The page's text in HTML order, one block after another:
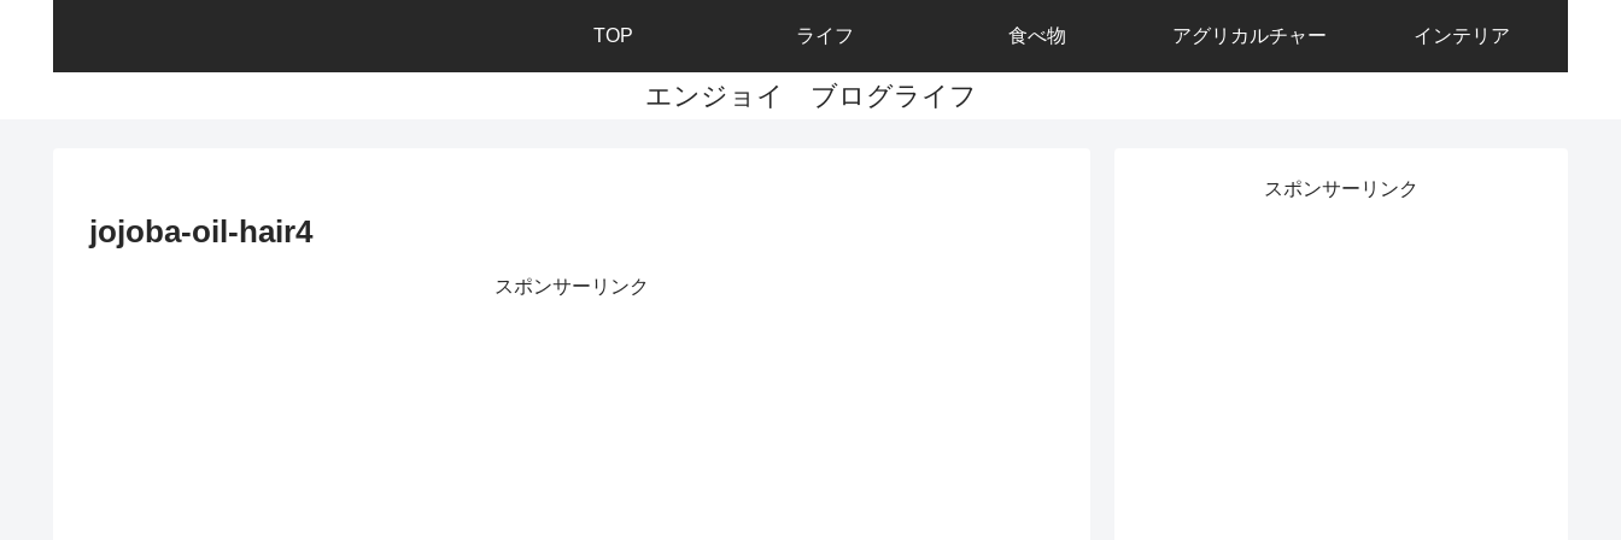
エンジョイ ブログライフ
TOP ライフ 食べ物 アグリカルチャー インテリア
jojoba-oil-hair4
スポンサーリンク
スポンサーリンク